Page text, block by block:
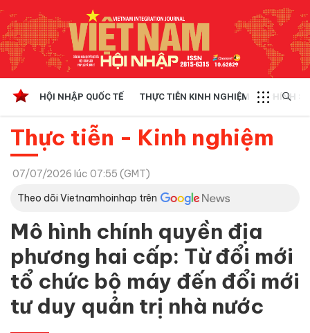
HỘI NHẬP QUỐC TẾ THỰC TIỄN KINH NGHIỆM CHÍNH
Thực tiễn - Kinh nghiệm
07/07/2026 lúc 07:55 (GMT)
Theo dõi Vietnamhoinhap trên
Mô hình chính quyền địa
phương hai cấp: Từ đổi mới
tổ chức bộ máy đến đổi mới
tư duy quản trị nhà nước